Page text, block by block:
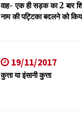
वाह- एक ही सड़क का 2 बार
नाम की पट्टिका बदलने को
19/11/2017
कुत्ता या इंसानी कुत्ता